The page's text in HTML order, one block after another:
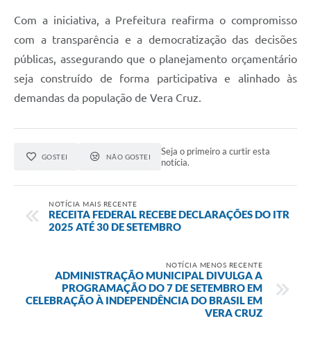
Com a iniciativa, a Prefeitura reafirma o compromisso
com a transparência e a democratização das decisões
públicas, assegurando que o planejamento orçamentário
seja construído de forma participativa e alinhado às
demandas da população de Vera Cruz.
GOSTEI NÃO GOSTEI
Seja o primeiro a curtir esta
notícia.
NOTÍCIA MAIS RECENTE
RECEITA FEDERAL RECEBE DECLARAÇÕES DO ITR
2025 ATÉ 30 DE SETEMBRO
NOTÍCIA MENOS RECENTE
ADMINISTRAÇÃO MUNICIPAL DIVULGA A
PROGRAMAÇÃO DO 7 DE SETEMBRO EM
CELEBRAÇÃO À INDEPENDÊNCIA DO BRASIL EM
VERA CRUZ